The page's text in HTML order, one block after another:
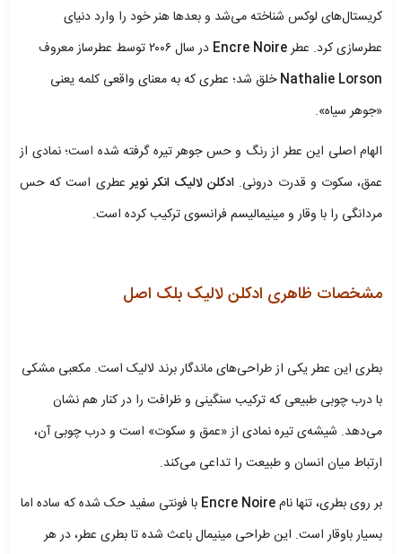
کریستال‌های لوکس شناخته می‌شد و بعدها هنر خود را وارد دنیای
عطرسازی کرد. عطرEncre Noire در سال ۲۰۰۶ توسط عطرساز معروف
Nathalie Lorsonخلق شد؛ عطری که به معنای واقعی کلمه یعنی
«جوهر سیاه».
الهام اصلی این عطر از رنگ و حس جوهر تیره گرفته شده است؛ نمادی از
عمق، سکوت و قدرت درونی. ادکلن لالیک انکر نویرعطری است که حس
مردانگی را با وقار و مینیمالیسم فرانسوی ترکیب کرده است.
مشخصات ظاهری ادکلن لالیک بلک اصل
بطری این عطر یکی از طراحی‌های ماندگار برند لالیک است. مکعبی مشکی
با درب چوبی طبیعی که ترکیب سنگینی و ظرافت را در کنار هم نشان
می‌دهد. شیشه‌ی تیره نمادی از «عمق و سکوت» است و درب چوبی آن،
ارتباط میان انسان و طبیعت را تداعی می‌کند.
بر روی بطری، تنها نامEncre Noire با فونتی سفید حک شده که ساده اما
بسیار باوقار است. این طراحی مینیمال باعث شده تا بطری عطر، در هر